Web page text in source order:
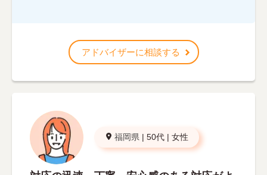
アドバイザーに相談する
福岡県 | 50代 | 女性